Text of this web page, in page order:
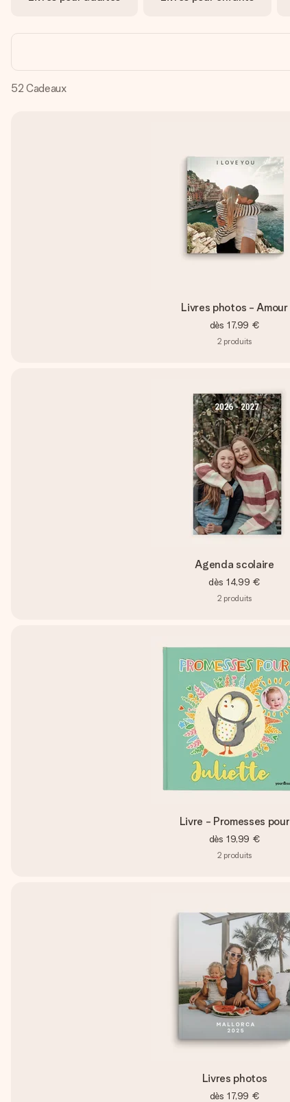
52 Cadeaux
Livres photos - Amour
dès 17,99 €
2 produits
Agenda scolaire
dès 14,99 €
2 produits
Livre - Promesses pour
dès 19,99 €
2 produits
Livres photos
dès 17,99 €